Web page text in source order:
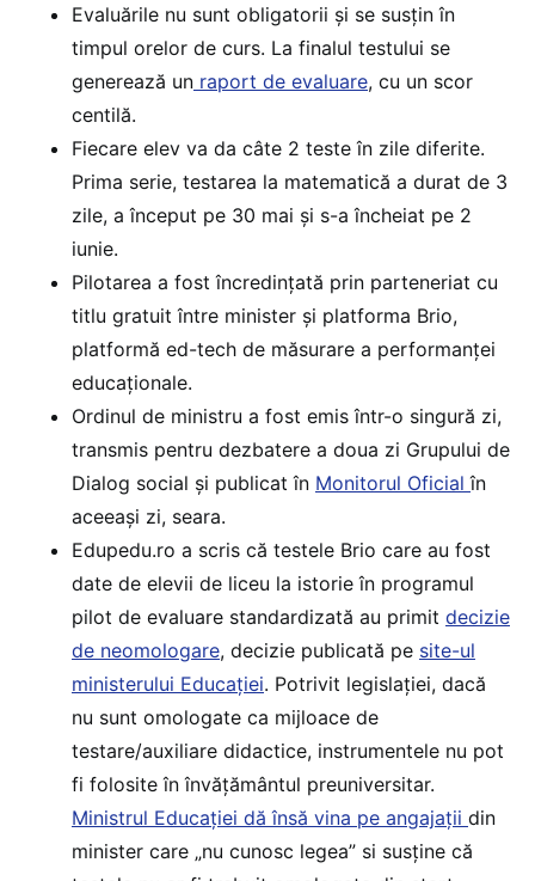
Evaluările nu sunt obligatorii și se susțin în
timpul orelor de curs. La finalul testului se
generează un raport de evaluare, cu un scor
centilă.
Fiecare elev va da câte 2 teste în zile diferite.
Prima serie, testarea la matematică a durat de 3
zile, a început pe 30 mai și s-a încheiat pe 2
iunie.
Pilotarea a fost încredințată prin parteneriat cu
titlu gratuit între minister și platforma Brio,
platformă ed-tech de măsurare a performanței
educaționale.
Ordinul de ministru a fost emis într-o singură zi,
transmis pentru dezbatere a doua zi Grupului de
Dialog social și publicat în Monitorul Oficialîn
aceeași zi, seara.
Edupedu.ro a scris că testele Brio care au fost
date de elevii de liceu la istorie în programul
pilot de evaluare standardizată au primit decizie
de neomologare, decizie publicată pe site-ul
ministerului Educației. Potrivit legislației, dacă
nu sunt omologate ca mijloace de
testare/auxiliare didactice, instrumentele nu pot
fi folosite în învățământul preuniversitar.
Ministrul Educației dă însă vina pe angajații din
minister care „nu cunosc legea” si susține că